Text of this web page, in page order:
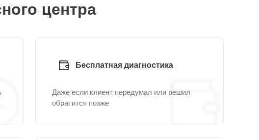
центра
Бесплатная диагностика
Даже если клиент передумал или решил
обратится позже